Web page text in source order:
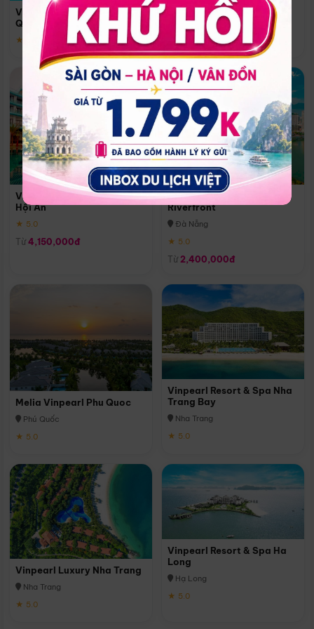
Vinpearl Resort & Spa Phu
Quoc
★ 5.0
Quoc
Phú Quốc
★ 5.0
Vinpearl Resort & Golf Nam
Hội An
★ 5.0
Từ 4,150,000đ
Melia Vinpearl Danang
Riverfront
Đà Nẵng
★ 5.0
Từ 2,400,000đ
Melia Vinpearl Phu Quoc
Phú Quốc
★ 5.0
Vinpearl Resort & Spa Nha
Trang Bay
Nha Trang
★ 5.0
Vinpearl Luxury Nha Trang
Nha Trang
★ 5.0
Vinpearl Resort & Spa Ha
Long
Hạ Long
★ 5.0